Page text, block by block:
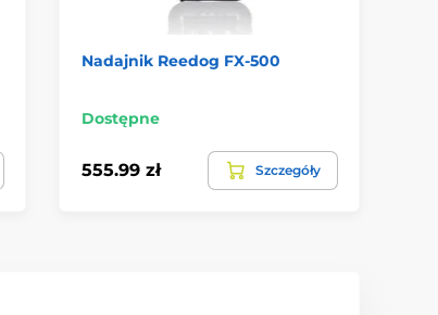
Nadajnik Reedog FX-500
Dostępne
555.99 zł Szczegóły